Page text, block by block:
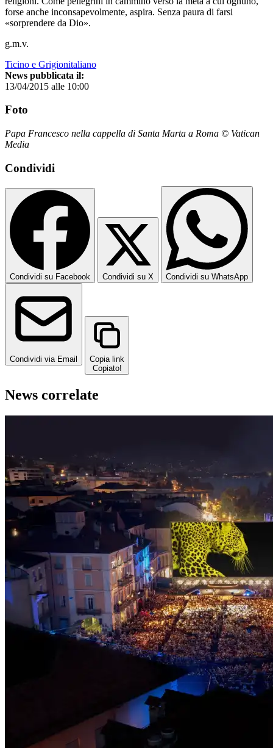
forse anche inconsapevolmente, aspira. Senza paura di farsi
«sorprendere da Dio».
g.m.v.
Ticino e Grigionitaliano
News pubblicata il:
13/04/2015 alle 10:00
Foto
Papa Francesco nella cappella di Santa Marta a Roma © Vatican
Media
Condividi
Condividi su Facebook Condividi su X Condividi su WhatsApp
Condividi via Email
Copia link
Copiato!
News correlate